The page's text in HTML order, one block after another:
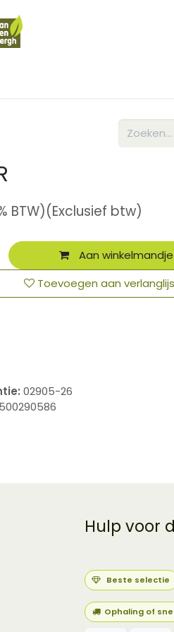
BTW)(Exclusief btw)
Aan
Toevoegen aan
02905-26
Hulp voor
Beste selectie
Ophaling of